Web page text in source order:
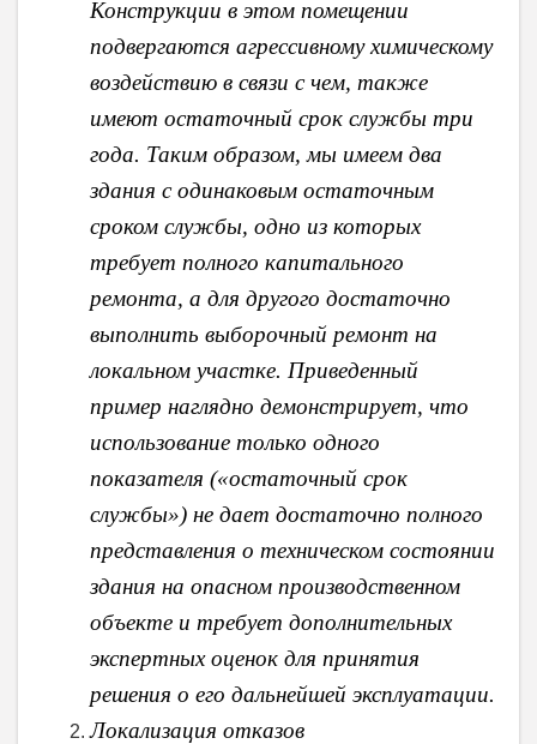
Конструкции в этом помещении
подвергаются агрессивному химическому
воздействию в связи с чем, также
имеют остаточный срок службы три
года. Таким образом, мы имеем два
здания с одинаковым остаточным
сроком службы, одно из которых
требует полного капитального
ремонта, а для другого достаточно
выполнить выборочный ремонт на
локальном участке. Приведенный
пример наглядно демонстрирует, что
использование только одного
показателя («остаточный срок
службы») не дает достаточно полного
представления о техническом состоянии
здания на опасном производственном
объекте и требует дополнительных
экспертных оценок для принятия
решения о его дальнейшей эксплуатации.
Локализация отказов